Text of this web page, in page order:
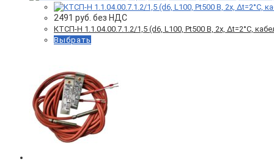
2491 руб. без НДС
КТСП-Н 1.1.04.00.7.1.2/1,5 (d6, L100, Pt500 B, 2х, Δt=2°C,
Выбрать